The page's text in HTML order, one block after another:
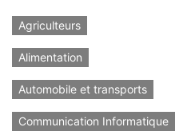
Agriculteurs
Alimentation
Automobile et transports
Communication Informatique